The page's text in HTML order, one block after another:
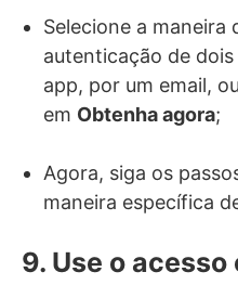
Selecione a maneira
autenticação de
app, por um email,
em Obtenha agora;
Agora, siga os
maneira específica
9. Use o